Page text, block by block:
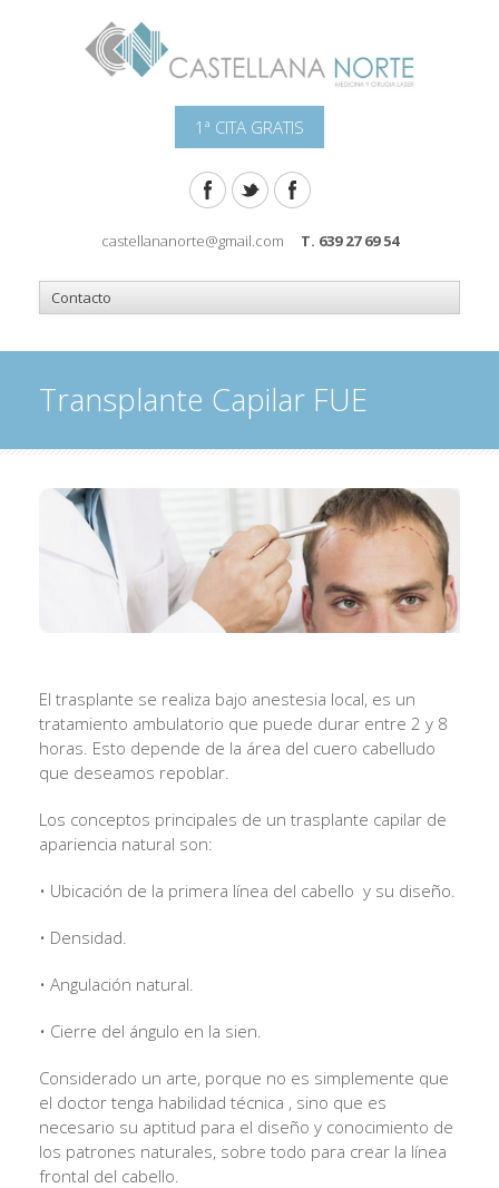
1ª CITA GRATIS
castellananorte@gmail.com T. 639 27 69 54
Transplante Capilar FUE
El trasplante se realiza bajo anestesia local, es un
tratamiento ambulatorio que puede durar entre 2 y 8
horas. Esto depende de la área del cuero cabelludo
que deseamos repoblar.
Los conceptos principales de un trasplante capilar de
apariencia natural son:
• Ubicación de la primera línea del cabello y su diseño.
• Densidad.
• Angulación natural.
• Cierre del ángulo en la sien.
Considerado un arte, porque no es simplemente que
el doctor tenga habilidad técnica , sino que es
necesario su aptitud para el diseño y conocimiento de
los patrones naturales, sobre todo para crear la línea
frontal del cabello.